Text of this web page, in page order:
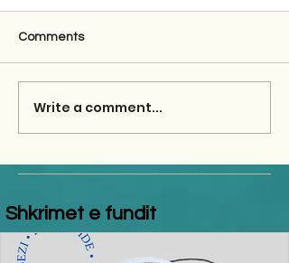
Comments
Write a comment...
Shkrimet e fundit